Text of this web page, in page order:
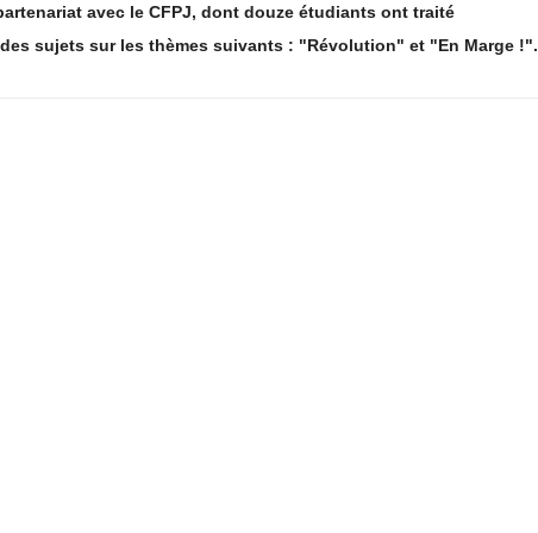
avec le CFPJ, dont douze étudiants ont traité
sujets sur les thèmes suivants : "Révolution" et "En Marge !".